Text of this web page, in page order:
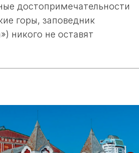
— это
метры, а в
вашей жизни. Вы
ценности
и
безопасность
за